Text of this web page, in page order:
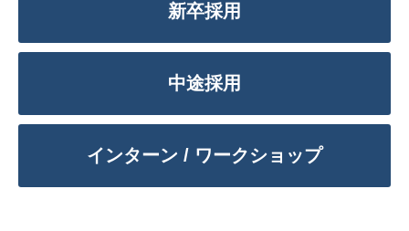
新卒採用
中途採用
インターン / ワークショップ